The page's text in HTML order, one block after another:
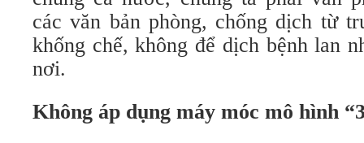
các văn bản phòng, chống dịch từ
khống chế, không để dịch bệnh lan
nơi.
Không áp dụng máy móc mô hình